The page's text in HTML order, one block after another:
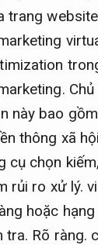
trang
này bao
thông xã
cụ chọn kiếm,
rủi ro xử lý.
hoặc
tra. Rõ ràng.